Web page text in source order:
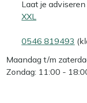
Laat je
XXL
0546 819493
Maandag t/m
Zondag: 11:00 -